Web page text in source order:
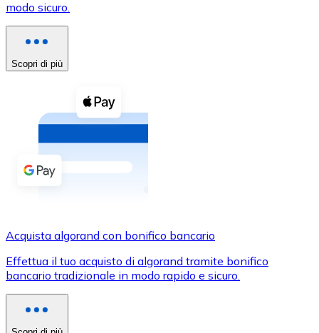
XRP
Vedi tutto
Buoni cripto
Acquista criptovalute in contanti e altri mezzi di
Acquista con contanti
Bonifico SEPA
Usa le carte Visa e Mastercard per acquistare
Acquista con carta
modo sicuro.
Scopri di più
Acquista algorand con bonifico bancario
Effettua il tuo acquisto di algorand tramite bonifico
bancario tradizionale in modo rapido e sicuro.